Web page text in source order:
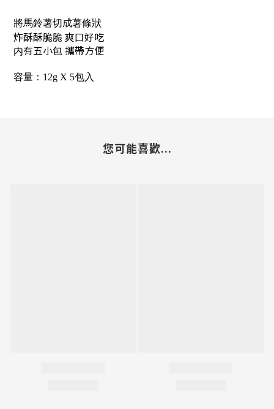
將馬鈴薯切成薯條狀
炸酥酥脆脆 爽口好吃
内有五小包 攜帶方便
容量：12g X 5包入
您可能喜歡...